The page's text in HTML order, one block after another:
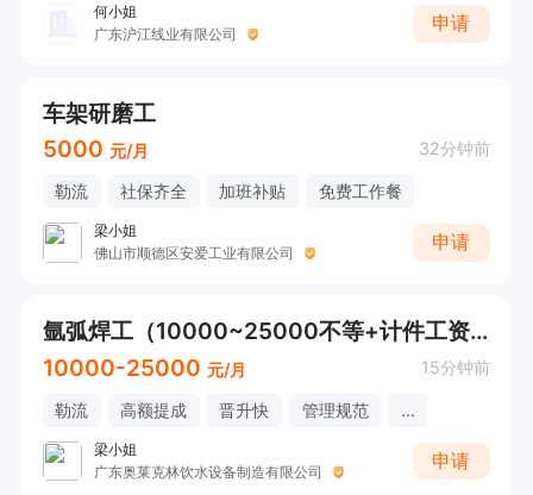
何小姐
广东沪江线业有限公司
申请
车架研磨工
5000 元/月 32分钟前
勒流 社保齐全 加班补贴 免费工作餐
梁小姐
佛山市顺德区安爱工业有限公司
申请
氩弧焊工（10000~25000不等+计件工资+社保+工作餐）
10000-25000 元/月 15分钟前
勒流 高额提成 晋升快 管理规范 ...
梁小姐
广东奥莱克林饮水设备制造有限公司
申请